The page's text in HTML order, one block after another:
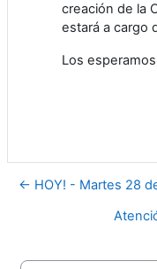
creación de la
estará a cargo
Los
← HOY! - Martes 28